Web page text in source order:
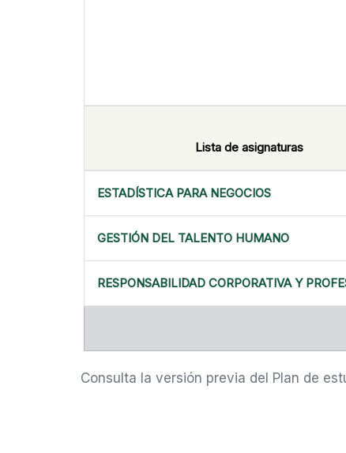
Lista de asignaturas
ESTADÍSTICA PARA NEGOCIOS
GESTIÓN DEL TALENTO HUMANO
RESPONSABILIDAD CORPORATIVA Y
Consulta la versión previa del Plan de